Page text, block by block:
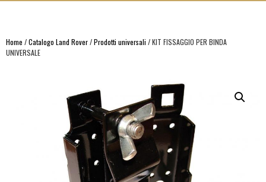
Home /Catalogo Land Rover/Prodotti universali / KIT FISSAGGIO PER BINDA
UNIVERSALE